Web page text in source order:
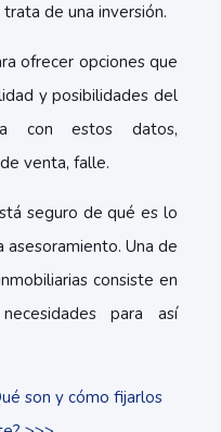
de una inversión.
ofrecer opciones que
y posibilidades del
con estos datos,
venta, falle.
seguro de qué es lo
Una de
consiste en
para así
son y cómo fijarlos